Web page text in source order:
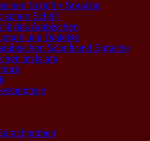
Schrift + Sprache
Schrift
des Arabischen
und Dialekte
Schrift und Sprache
im Islam